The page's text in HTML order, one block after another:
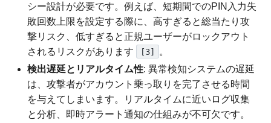
シー設計が必要です。例えば、短期間でのPIN入力失
敗回数上限を設定する際に、高すぎると総当たり攻
撃リスク、低すぎると正規ユーザーがロックアウト
されるリスクがあります
[3]
。
検出遅延とリアルタイム性: 異常検知システムの遅延
は、攻撃者がアカウント乗っ取りを完了させる時間
を与えてしまいます。リアルタイムに近いログ収集
と分析、即時アラート通知の仕組みが不可欠です。